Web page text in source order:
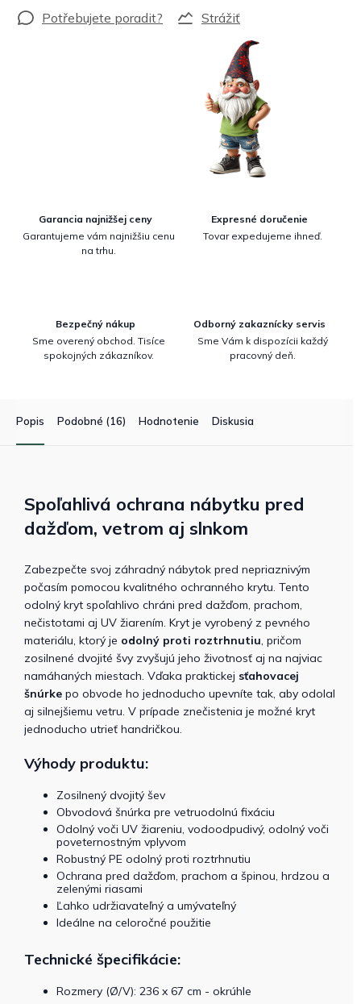
Strážiť
Garancia najnižšej ceny
Garantujeme vám najnižšiu cenu
na trhu.
Expresné doručenie
Tovar expedujeme ihneď.
Bezpečný nákup
Sme overený obchod. Tisíce
spokojných zákazníkov.
Odborný zakaznícky servis
Sme Vám k dispozícii každý
pracovný deň.
Popis Podobné (16) Hodnotenie Diskusia
Spoľahlivá ochrana nábytku pred
dažďom, vetrom aj slnkom
Zabezpečte svoj záhradný nábytok pred nepriaznivým
počasím pomocou kvalitného ochranného krytu. Tento
odolný kryt spoľahlivo chráni pred dažďom, prachom,
nečistotami aj UV žiarením. Kryt je vyrobený z pevného
materiálu, ktorý je odolný proti roztrhnutiu , pričom
zosilnené dvojité švy zvyšujú jeho životnosť aj na najviac
namáhaných miestach. Vďaka praktickej sťahovacej
šnúrke po obvode ho jednoducho upevníte tak, aby odolal
aj silnejšiemu vetru. V prípade znečistenia je možné kryt
jednoducho utrieť handričkou.
Výhody produktu:
Zosilnený dvojitý šev
Obvodová šnúrka pre vetruodolnú fixáciu
Odolný voči UV žiareniu, vodoodpudivý, odolný voči
poveternostným vplyvom
Robustný PE odolný proti roztrhnutiu
Ochrana pred dažďom, prachom a špinou, hrdzou a
zelenými riasami
Ľahko udržiavateľný a umývateľný
Ideálne na celoročné použitie
Technické špecifikácie:
Rozmery (Ø/V): 236 x 67 cm - okrúhle